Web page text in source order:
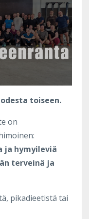
toiseen.
on
ja hymyileviä
terveinä ja
pikadieetistä tai